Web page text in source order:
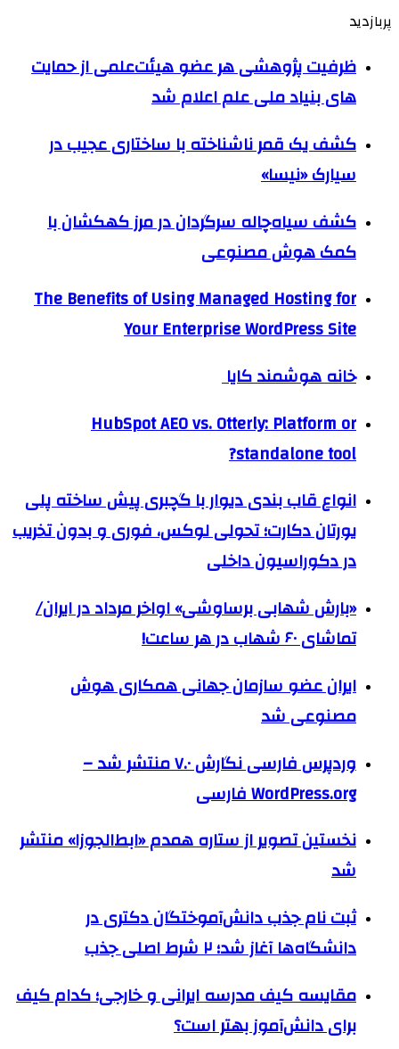
پربازدید
ظرفیت پژوهشی هر عضو هیئت‌علمی از حمایت
های بنیاد ملی علم اعلام شد
کشف یک قمر ناشناخته با ساختاری عجیب در
سیارک «نیسا»
کشف سیاه‌چاله سرگردان در مرز کهکشان با
کمک هوش مصنوعی
The Benefits of Using Managed Hosting for
Your Enterprise WordPress Site
خانه هوشمند کایا
HubSpot AEO vs. Otterly: Platform or
standalone tool?
انواع قاب بندی دیوار با گچبری پیش ساخته پلی
یورتان دکارت؛ تحولی لوکس، فوری و بدون تخریب
در دکوراسیون داخلی
«بارش شهابی برساوشی» اواخر مرداد در ایران/
تماشای ۶۰ شهاب در هر ساعت!
ایران عضو سازمان جهانی همکاری هوش
مصنوعی شد
وردپرس فارسی نگارش ۷.۰ منتشر شد –
WordPress.org فارسی
نخستین تصویر از ستاره همدم «ابط‌الجوزا» منتشر
شد
ثبت نام جذب دانش‌آموختگان دکتری در
دانشگاه‌ها آغاز شد؛ ۲ شرط اصلی جذب
مقایسه کیف مدرسه ایرانی و خارجی؛ کدام کیف
برای دانش‌آموز بهتر است؟